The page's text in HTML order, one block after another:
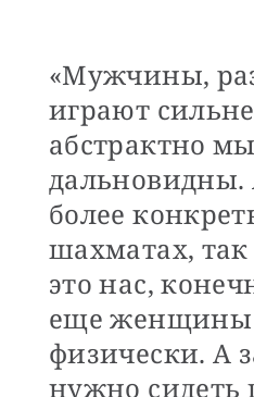
«Мужчины,
играют
абстрактно
более
шахматах,
это нас,
еще женщины
физически. А
нужно сидеть